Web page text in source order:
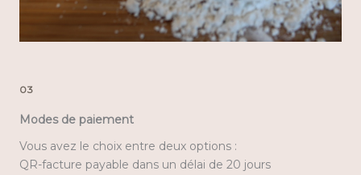
03
Modes de paiement
Vous avez le choix entre deux options :
QR-facture payable dans un délai de 20 jours